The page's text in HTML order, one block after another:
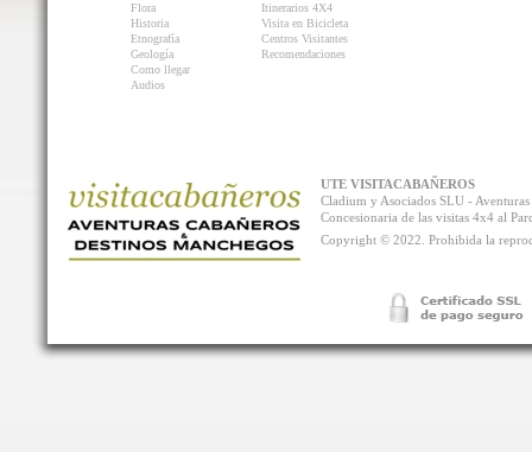
Flora
Historia
Etnografía
Geología
Como llegar
Audios
Itinerarios 4X4
Visita en Bicicleta
Centros Visitantes
Recomendaciones
UTE VISITACABAÑEROS
Cladium y Asociados SLU -
Concesionaria de las visitas 4x4 al
Copyright © 2022. Prohibida la